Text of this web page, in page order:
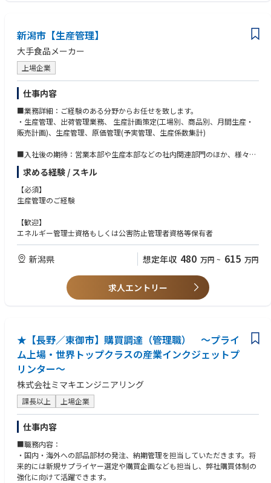
・国内大手装置メーカーとの取引対応
・海外装置メーカーとの取引(商社経由が中心)
・設備設置に関わる工事案件のマネジメント(建築・電気工事業者との折
衝、納期・品質・コスト管理)
・部品・補修・消耗品の調達
・社内技術部門との仕様調整・要件すり合わせ
・サプライヤパフォーマンス評価
・ベトナム製造拠点向け設備の購入対応
・調達力強化、マネジメント向上に向けた仕組みの構築
・供給リスク対策(BCP、コンプライアンス、環境他)
■業務の特徴
・高額な先端半導体製造装置の取扱いも多く、経営インパクトが極めて大
きい業務です。仕様調整・価格査定・納期交渉・条件調整を多面的に行い
ます。
・社内技術部門、建築・工事業者、国内外装置メーカー、商社など関係先
・取引先の社長・役員クラスと直接折衝する機会が多く、若いうちから経
営人材との接点を持てます。
・ビジネスで一般的に必要とされるレベルのExcel、PowerPoint、Word
スキル
歓迎要件
下記いずれか満たす方は特に歓迎いたします
・英語または中国語での日常会話レベルのコミュニケーション能力
・年数回の海外出張に対応可能な方
・取適法をはじめとした調達業務に関連する法律知識
・簿記など会計に関する知識
・プログラミングスキル(VBA、Python等)
・将来的に管理職としてキャリアを築きたいご志向をお持ちの方
新潟市【生産管理】
大手食品メーカー
上場企業
仕事内容
■業務詳細：ご経験のある分野からお任せを致します。
・生産管理、出荷管理業務、 生産計画策定(工場別、商品別、月間生産・
販売計画)、生産管理、原価管理(予実管理、生産係数集計)
■入社後の期待：営業本部や生産本部などの社内関連部門のほか、様々な
ステークホルダーと連携しながら生産管理のエキスパートとして生産性向
上と業務のデジタル化等の改革を実行していただきます。
求める経験 / スキル
【必須】
生産管理のご経験
【歓迎】
エネルギー管理士資格もしくは公害防止管理者資格等保有者
新潟県 想定年収 480 万円 ~ 615 万円
求人エントリー
★【長野／東御市】購買調達（管理職） ～プライ
ム上場・世界トップクラスの産業インクジェットプ
リンター～
株式会社ミマキエンジニアリング
課長以上 上場企業
仕事内容
■職務内容：
・国内・海外への部品部材の発注、納期管理を担当していただきます。将
来的には新規サプライヤー選定や購買企画なども担当し、弊社購買体制の
強化に向けて活躍できます。